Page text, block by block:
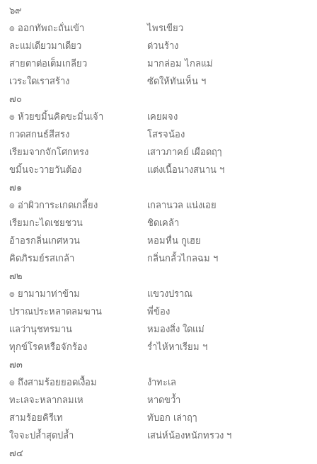
๖๙
๏ ออกทัพถะถั่นเข้า
ไพรเขียว
ละแม่เดียวมาเดียว
ด่วนร้าง
สายตาต่อเต็มเกลียว
มากล่อม ไกลแม่
เวระใดเราสร้าง
ซัดให้ทันเห็น ฯ
๗๐
๏ ห้วยขมิ้นคิดขะมิ่นเจ้า
เคยผจง
กวดสกนธ์สีสรง
โสรจน้อง
เรียมจากจักโศกทรง
เสาวภาคย์ เผือดฤๅ
ขมิ้นจะวายวันต้อง
แต่งเนื้อนางสนาน ฯ
๗๑
๏ อ่าผิวการะเกดเกลี้ยง
เกลานวล แน่งเอย
เรียมกะไดเชยชวน
ชิดเคล้า
อ้าอรกลิ่นเกศหวน
หอมหื่น กูเฮย
คิดภิรมย์รสเกล้า
กลิ่นกลั้วไกลฉม ฯ
๗๒
๏ ยามามาท่าข้าม
แขวงปราณ
ปราณประหลาดลมฆาน
พี่ข้อง
แลว่านุชทรมาน
หมองสิ่ง ใดแม่
ทุกข์โรคหรือจักร้อง
ร่ำไห้หาเรียม ฯ
๗๓
๏ ถึงสามร้อยยอดเงื้อม
งำทะเล
ทะเลจะหลากลมเห
หาดขว้ำ
สามร้อยคิรีเท
ทับอก เล่าฤๅ
ใจจะปล้ำสุดปล้ำ
เสน่ห์น้องหนักทรวง ฯ
๗๔